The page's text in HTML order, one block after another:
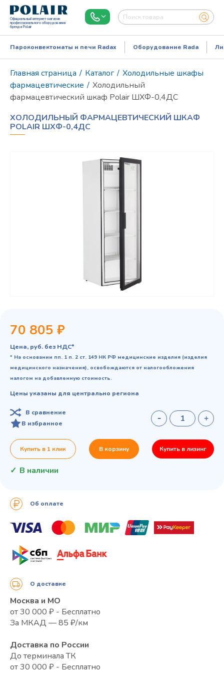
Официальный интернет-магазин
профессионального оборудования
бренда Polair
Режим работы:Пн..Пт: 9.00-18.00
Пароконвектоматы и печи Radax Оборудование Rada
Главная страница / Каталог / Холодильные шкафы
фармацевтические / Холодильный
фармацевтический шкаф Polair ШХФ-0,4ДС
ХОЛОДИЛЬНЫЙ ФАРМАЦЕВТИЧЕСКИЙ ШКАФ
POLAIR ШХФ-0,4ДС
70 805 ₽
Цена, руб. без НДС*
* На основании пп. 1 п. 2 ст. 149 НК РФ медицинские изделия (изделия
медицинского назначения), освобождаются от налогообложения
налогом на добавленную стоимость.
Цены указаны для центрально региона
В сравнение
В избранное
Купить в 1 клик В корзину Купить в лизинг
В наличии
Об оплате
О доставке
Москва и МО
от 30 000 ₽ - Бесплатно
За МКАД — 85 ₽/км
Доставка по России
До терминала ТК
от 30 000 ₽ - Бесплатно